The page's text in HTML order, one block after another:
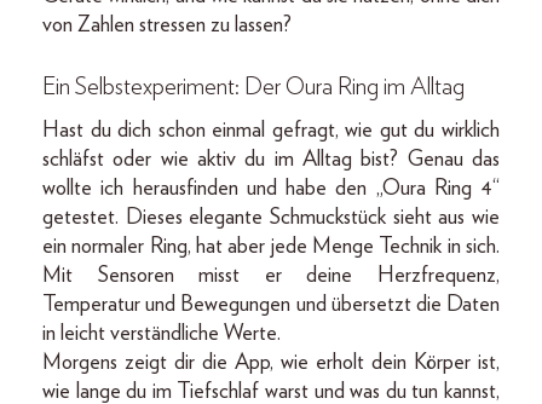
von Zahlen stressen zu lassen?
Ein Selbstexperiment: Der Oura Ring im Alltag
Hast du dich schon einmal gefragt, wie gut du wirklich
schläfst oder wie aktiv du im Alltag bist? Genau das
wollte ich herausfinden und habe den „Oura Ring 4“
getestet. Dieses elegante Schmuckstück sieht aus wie
ein normaler Ring, hat aber jede Menge Technik in sich.
Mit Sensoren misst er deine Herzfrequenz,
Temperatur und Bewegungen und übersetzt die Daten
in leicht verständliche Werte.
Morgens zeigt dir die App, wie erholt dein Körper ist,
wie lange du im Tiefschlaf warst und was du tun kannst,